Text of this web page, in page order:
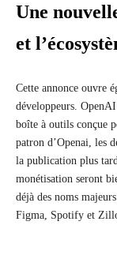
Une
et
Cette annonce ouvre
développeurs.
boîte à outils conçue
patron d’Openai, les
la publication plus
monétisation seront
déjà des noms
Figma, Spotify et